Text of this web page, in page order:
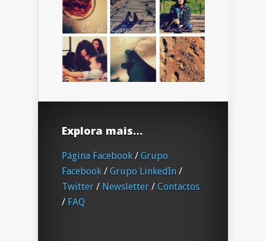
Explora mais…
Página Facebook / Grupo
Facebook / Grupo LinkedIn /
Twitter / Newsletter / Contactos
/ FAQ